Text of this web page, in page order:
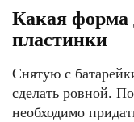
Какая форма
пластинки
Снятую с
сделать ровной.
необходимо